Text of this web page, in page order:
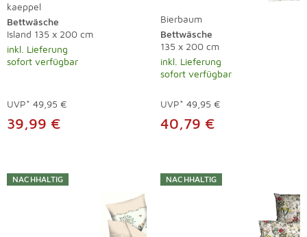
kaeppel
Bettwäsche
Island 135 x 200 cm
inkl. Lieferung
sofort verfügbar
UVP* 49,95 €
39,99 €
Bierbaum
Bettwäsche
135 x 200 cm
inkl. Lieferung
sofort verfügbar
UVP* 49,95 €
40,79 €
NACHHALTIG NACHHALTIG